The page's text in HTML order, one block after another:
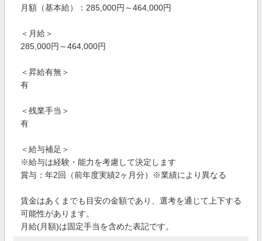
月額（基本給）：285,000円～464,000円
＜月給＞
285,000円～464,000円
＜昇給有無＞
有
＜残業手当＞
有
＜給与補足＞
※給与は経験・能力を考慮して決定します
賞与：年2回（前年度実績2ヶ月分）※業績により異なる
賃金はあくまでも目安の金額であり、選考を通じて上下する
可能性があります。
月給(月額)は固定手当を含めた表記です。